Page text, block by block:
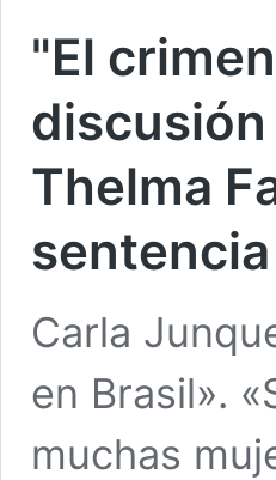
"El
discusión
Thelma
Carla
en Brasil».
muchas